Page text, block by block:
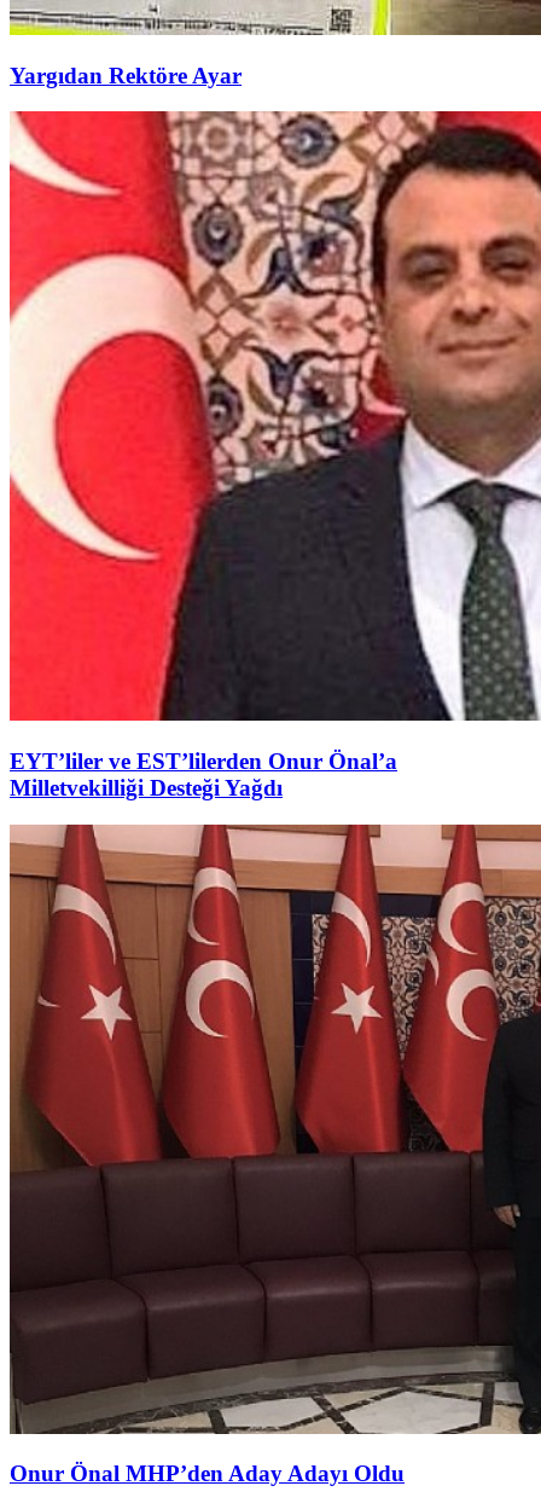
Yargıdan Rektöre Ayar
EYT’liler ve EST’lilerden Onur Önal’a
Milletvekilliği Desteği Yağdı
Onur Önal MHP’den Aday Adayı Oldu